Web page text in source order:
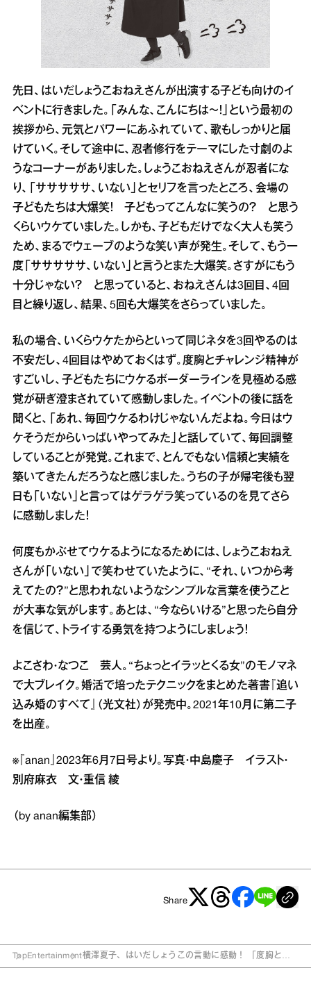
先日、はいだしょうこおねえさんが出演する子ども向けのイ
ベントに行きました。「みんな、こんにちは～！」という最初の
挨拶から、元気とパワーにあふれていて、歌もしっかりと届
けていく。そして途中に、忍者修行をテーマにした寸劇のよ
うなコーナーがありました。しょうこおねえさんが忍者にな
り、「サササササ、いない」とセリフを言ったところ、会場の
子どもたちは大爆笑！ 子どもってこんなに笑うの？ と思う
くらいウケていました。しかも、子どもだけでなく大人も笑う
ため、まるでウェーブのような笑い声が発生。そして、もう一
度「サササササ、いない」と言うとまた大爆笑。さすがにもう
十分じゃない？ と思っていると、おねえさんは3回目、4回
目と繰り返し、結果、5回も大爆笑をさらっていました。
私の場合、いくらウケたからといって同じネタを3回やるのは
不安だし、4回目はやめておくはず。度胸とチャレンジ精神が
すごいし、子どもたちにウケるボーダーラインを見極める感
覚が研ぎ澄まされていて感動しました。イベントの後に話を
聞くと、「あれ、毎回ウケるわけじゃないんだよね。今日はウ
ケそうだからいっぱいやってみた」と話していて、毎回調整
していることが発覚。これまで、とんでもない信頼と実績を
築いてきたんだろうなと感じました。うちの子が帰宅後も翌
日も「いない」と言ってはゲラゲラ笑っているのを見てさら
に感動しました！
何度もかぶせてウケるようになるためには、しょうこおねえ
さんが「いない」で笑わせていたように、“それ、いつから考
えてたの？”と思われないようなシンプルな言葉を使うこと
が大事な気がします。あとは、“今ならいける”と思ったら自分
を信じて、トライする勇気を持つようにしましょう！
よこさわ・なつこ 芸人。“ちょっとイラッとくる女”のモノマネ
で大ブレイク。婚活で培ったテクニックをまとめた著書『追い
込み婚のすべて』（光文社）が発売中。2021年10月に第二子
を出産。
※『anan』2023年6月7日号より。写真・中島慶子 イラスト・
別府麻衣 文・重信 綾
（by anan編集部）
Share
TopEntertainment横澤夏子、はいだしょうこの言動に感動！ 「度胸とチ